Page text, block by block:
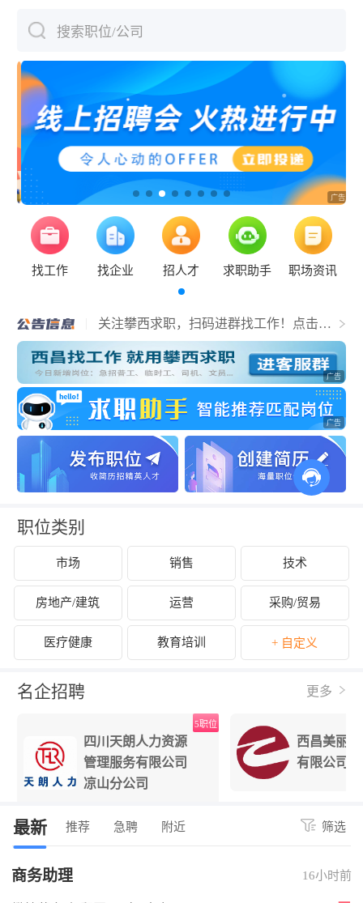
搜索职位/公司
找工作 找企业 招人才 求职助手 职场资讯
关注攀西求职，扫码进群找工作！点击查
看详情！
网站服务器升级公告
网站升级公告
职位类别
市场 销售 技术
房地产/建筑 运营 采购/贸易
医疗健康 教育培训 + 自定义
名企招聘 更多
四川天朗人力资源
管理服务有限公司
凉山分公司
5职位
西昌美丽
有限公司
最新 推荐 急聘 附近 筛选
商务助理 16小时前